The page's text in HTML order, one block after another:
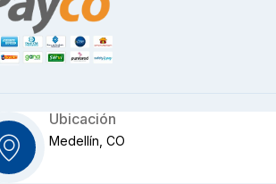
Ubicación
Medellín, CO